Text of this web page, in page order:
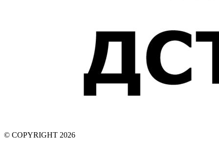
© COPYRIGHT 2026